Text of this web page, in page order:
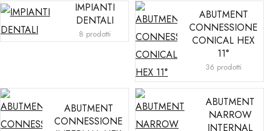
IMPIANTI
DENTALI
8 prodotti
ABUTMENT
CONNESSIONE
CONICAL HEX
11°
36 prodotti
ABUTMENT
CONNESSIONE
ABUTMENT
NARROW
INTERNAL